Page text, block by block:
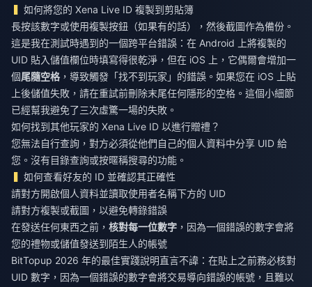
如何將您的 Xena Live ID 複製到剪貼簿
長按該數字或使用複製按鈕（如果有的話），然後截圖作為備份。
這是我在測試時遇到的一個跨平台錯誤：在 Android 上將複製的
UID 貼入儲值欄位時填寫得很乾淨，但在 iOS 上，它偶爾會增加一
個尾隨空格 ，導致觸發「找不到玩家」的錯誤。如果您在 iOS 上貼
上後儲值失敗，請在重試前刪除末尾任何隱形的空格。這個小細節
已經幫我避免了三次虛驚一場的失敗。
如何找到其他玩家的 Xena Live ID 以進行贈禮？
您無法自行查詢，對方必須從他們自己的個人資料中分享 UID 給
您。沒有目錄查詢或按暱稱搜尋的功能。
如何查看好友的 ID 並確認其正確性
請對方開啟個人資料並讀取使用者名稱下方的 UID
請對方複製或截圖，以避免轉錄錯誤
在發送任何東西之前， 核對每一位數字 ，因為一個錯誤的數字會將
您的禮物或儲值發送到陌生人的帳號
BitTopup 2026 年的最佳實踐說明直言不諱：在貼上之前務必核對
UID 數字，因為一個錯誤的數字會將交易導向錯誤的帳號，且難以